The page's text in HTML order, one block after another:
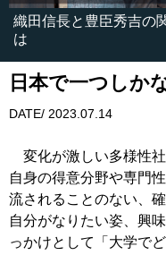
織田信長と豊臣秀吉の
は
日本で一つしか
DATE/ 2023.07.14
変化が激しい多様性
自身の得意分野や専門
流されることのない、
自分がなりたい姿、興
っかけとして「大学で